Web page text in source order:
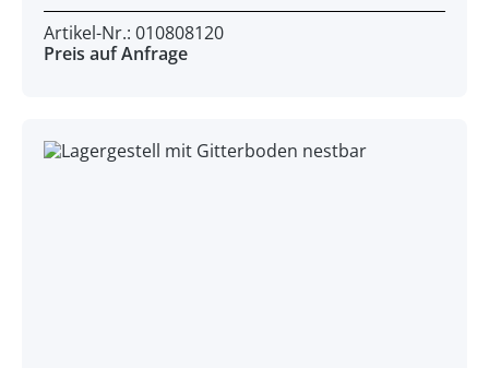
Artikel-Nr.: 010808120
Preis auf Anfrage